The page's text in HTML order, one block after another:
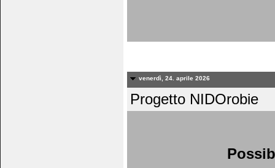
venerdì, 24. aprile 2026
Progetto NIDOrobie